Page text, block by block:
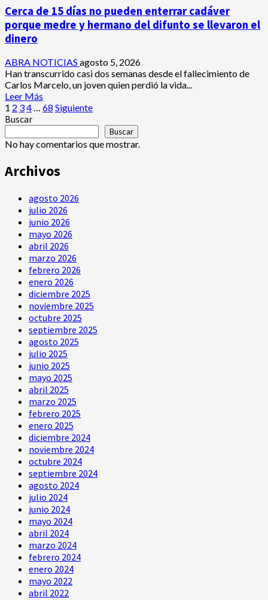
responsable
de
homicidio
pudo
burlar
la
justicia
y
deberá
cumplir
condena
Cerca de 15 días no pueden enterrar cadáver
porque medre y hermano del difunto se llevaron el
dinero
ABRA NOTICIAS agosto 5, 2026
Han transcurrido casi dos semanas desde el fallecimiento de
Carlos Marcelo, un joven quien perdió la vida...
Leer Más
más
Cerca
días
pueden
enterrar
cadáver
porque
medre
y
hermano
del
difunto
se
llevaron
el
dinero
Paginación
de
entradas
1 2 34… 68 Siguiente
Buscar
Buscar
No hay comentarios que mostrar.
Archivos
agosto 2026
julio 2026
junio 2026
mayo 2026
abril 2026
marzo 2026
febrero 2026
enero 2026
diciembre 2025
noviembre 2025
octubre 2025
septiembre 2025
agosto 2025
julio 2025
junio 2025
mayo 2025
abril 2025
marzo 2025
febrero 2025
enero 2025
diciembre 2024
noviembre 2024
octubre 2024
septiembre 2024
agosto 2024
julio 2024
junio 2024
mayo 2024
abril 2024
marzo 2024
febrero 2024
enero 2024
mayo 2022
abril 2022